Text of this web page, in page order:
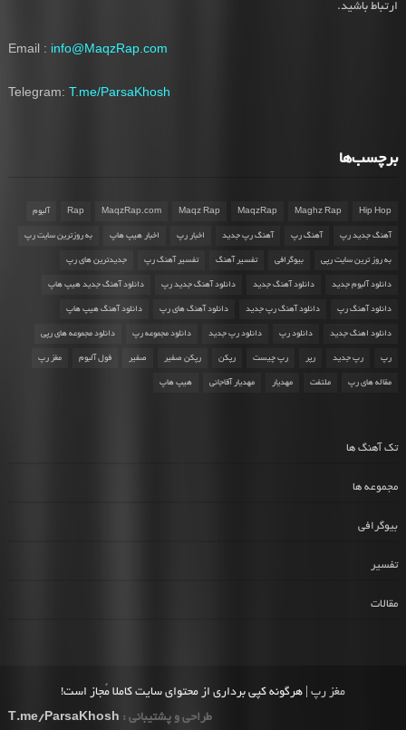
ارتباط باشید.
Email : info@MaqzRap.com
Telegram: T.me/ParsaKhosh
برچسب‌ها
Hip Hop
Maghz Rap
MaqzRap
Maqz Rap
MaqzRap.com
Rap آلبوم
آهنگ جدید رپ آهنگ رپ آهنگ رپ جدید اخبار رپ اخبار هیپ هاپ به روزترین سایت رپ
به روز ترین سایت رپی بیوگرافی تفسیر آهنگ تفسیر آهنگ رپ جدیدترین های رپ
دانلود آلبوم جدید دانلود آهنگ جدید دانلود آهنگ جدید رپ دانلود آهنگ جدید هیپ هاپ
دانلود آهنگ رپ دانلود آهنگ رپ جدید دانلود آهنگ های رپ دانلود آهنگ هیپ هاپ
دانلود اهنگ جدید دانلود رپ دانلود رپ جدید دانلود مجموعه رپ دانلود مجموعه های رپی
رپ رپ جدید رپر رپ چیست رپکن رپکن صفیر صفیر فول آلبوم مغز رپ
مقاله های رپ ملتفت مهدیار مهدیار آقاجانی هیپ هاپ
تک آهنگ ها
مجموعه ها
بیوگرافی
تفسیر
مقالات
مغز رپ | هرگونه کپی برداری از محتوای سایت کاملا مُجاز است!
طراحی و پشتیبانی : T.me/ParsaKhosh